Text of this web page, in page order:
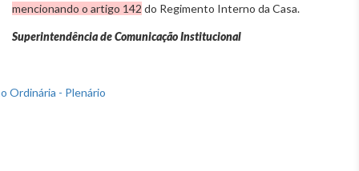
mencionando o artigo 142 do Regimento Interno da Casa.
Superintendência de Comunicação Institucional